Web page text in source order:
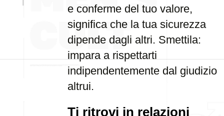
e conferme del tuo valore,
significa che la tua sicurezza
dipende dagli altri. Smettila:
impara a rispettarti
indipendentemente dal giudizio
altrui.
Ti ritrovi in relazioni